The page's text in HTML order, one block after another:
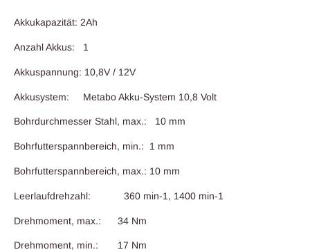
Akkukapazität: 2Ah
Anzahl Akkus: 1
Akkuspannung: 10,8V / 12V
Akkusystem: Metabo Akku-System 10,8 Volt
Bohrdurchmesser Stahl, max.: 10 mm
Bohrfutterspannbereich, min.: 1 mm
Bohrfutterspannbereich, max.: 10 mm
Leerlaufdrehzahl: 360 min-1, 1400 min-1
Drehmoment, max.: 34 Nm
Drehmoment, min.: 17 Nm